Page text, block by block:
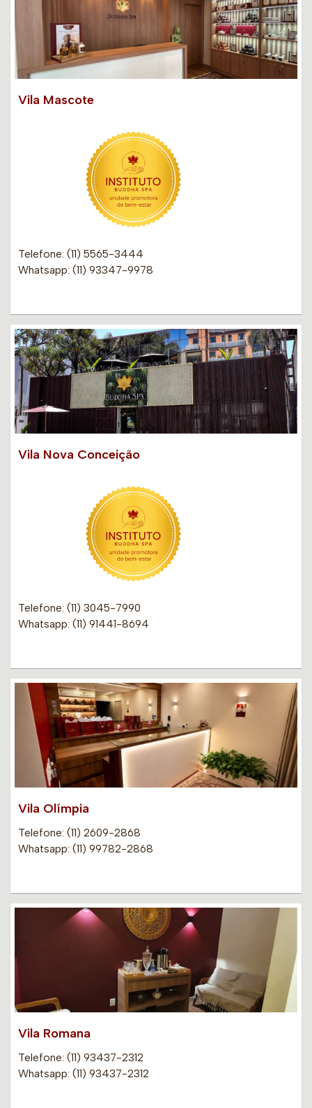
Vila Mascote
Telefone: (11) 5565-3444
Whatsapp: (11) 93347-9978
Vila Nova Conceição
Telefone: (11) 3045-7990
Whatsapp: (11) 91441-8694
Vila Olímpia
Telefone: (11) 2609-2868
Whatsapp: (11) 99782-2868
Vila Romana
Telefone: (11) 93437-2312
Whatsapp: (11) 93437-2312